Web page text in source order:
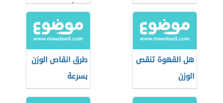
في أسبوع
هل القهوة تنقص
الوزن
طرق انقاص الوزن
بسرعة